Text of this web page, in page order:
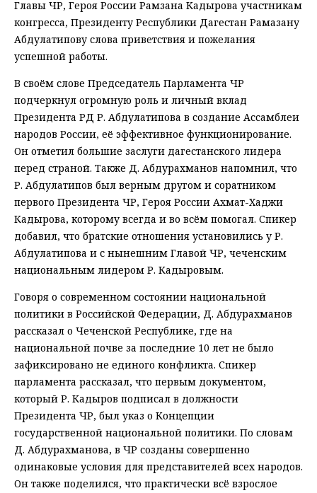
Главы ЧР, Героя России Рамзана Кадырова участникам
конгресса, Президенту Республики Дагестан Рамазану
Абдулатипову слова приветствия и пожелания
успешной работы.
В своём слове Председатель Парламента ЧР
подчеркнул огромную роль и личный вклад
Президента РД Р. Абдулатипова в создание Ассамблеи
народов России, её эффективное функционирование.
Он отметил большие заслуги дагестанского лидера
перед страной. Также Д. Абдурахманов напомнил, что
Р. Абдулатипов был верным другом и соратником
первого Президента ЧР, Героя России Ахмат-Хаджи
Кадырова, которому всегда и во всём помогал. Спикер
добавил, что братские отношения установились у Р.
Абдулатипова и с нынешним Главой ЧР, чеченским
национальным лидером Р. Кадыровым.
Говоря о современном состоянии национальной
политики в Российской Федерации, Д. Абдурахманов
рассказал о Чеченской Республике, где на
национальной почве за последние 10 лет не было
зафиксировано не единого конфликта. Спикер
парламента рассказал, что первым документом,
который Р. Кадыров подписал в должности
Президента ЧР, был указ о Концепции
государственной национальной политики. По словам
Д. Абдурахманова, в ЧР созданы совершенно
одинаковые условия для представителей всех народов.
Он также поделился, что практически всё взрослое